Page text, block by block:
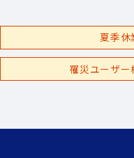
夏季休
罹災ユーザ